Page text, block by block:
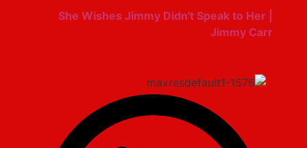
She Wishes Jimmy Didn't Speak to Her |
Jimmy Carr